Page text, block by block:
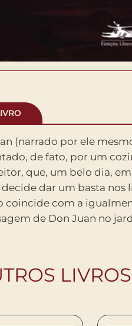
(narrado por ele
de fato, por um
que, um belo dia,
decide dar um basta nos
coincide com a
de Don Juan no
ruinas do monasterio
Nao um Don Juan
figura legendaria cujas
e que Peter